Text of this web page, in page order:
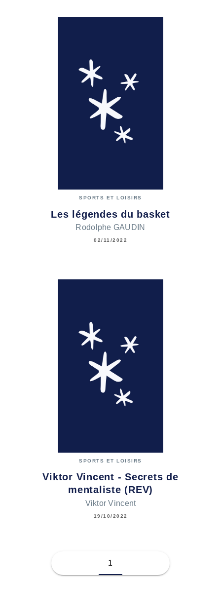
SPORTS ET LOISIRS
Les légendes du basket
Rodolphe GAUDIN
02/11/2022
SPORTS ET LOISIRS
Viktor Vincent - Secrets de
mentaliste (REV)
Viktor Vincent
19/10/2022
1